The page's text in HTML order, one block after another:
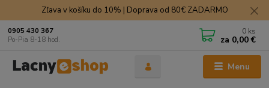
Zľava v košíku do 10% | Doprava od 80€ ZADARMO
Menu
0905 430 367
Po-Pia 8-18 hod.
0 ks
za 0,00 €